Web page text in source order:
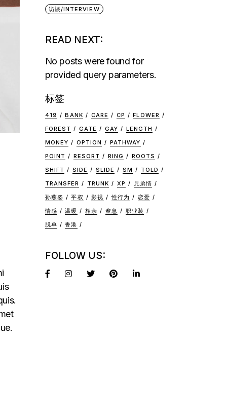
访谈/INTERVIEW
READ NEXT:
No posts were found for
provided query parameters.
标签
419 BANK CARE CP
FLOWER
FOREST
GATE GAY
LENGTH
MONEY
OPTION
PATHWAY
POINT
RESORT RING
ROOTS
SHIFT
SIDE SLIDE SM
TOLD
TRANSFER
TRUNK XP
兄弟情
孙燕姿
平权 影视 性行为
恋爱
情感
温暖 相亲 窒息
职业装
脱单
香港
FOLLOW US: